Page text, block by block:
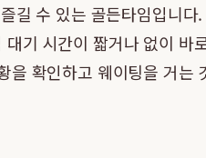
길 수 있는 골든타임입니
기 시간이 짧거나 없이
확인하고 웨이팅을 거